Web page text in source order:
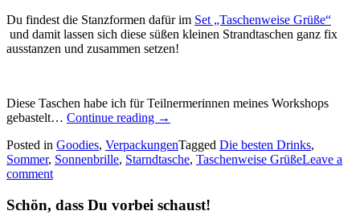
Du findest die Stanzformen dafür im Set „Taschenweise Grüße“
und damit lassen sich diese süßen kleinen Strandtaschen ganz fix
ausstanzen und zusammen setzen!
Diese Taschen habe ich für Teilnermerinnen meines Workshops
gebastelt… Continue reading „Kleine
–
Laune-
→
Posted in Goodies, VerpackungenTagged Die besten Drinks,
Sommer, Sonnenbrille, Starndtasche, Taschenweise GrüßeLeave a
comment
Schön, dass Du vorbei schaust!